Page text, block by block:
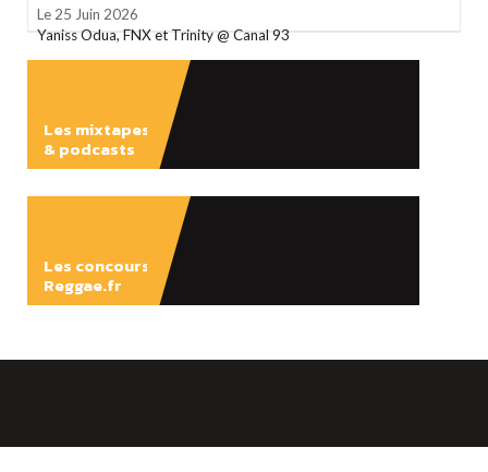
Le 25 Juin 2026
Yaniss Odua, FNX et Trinity @ Canal 93
Les mixtapes
& podcasts
Les concours
Reggae.fr